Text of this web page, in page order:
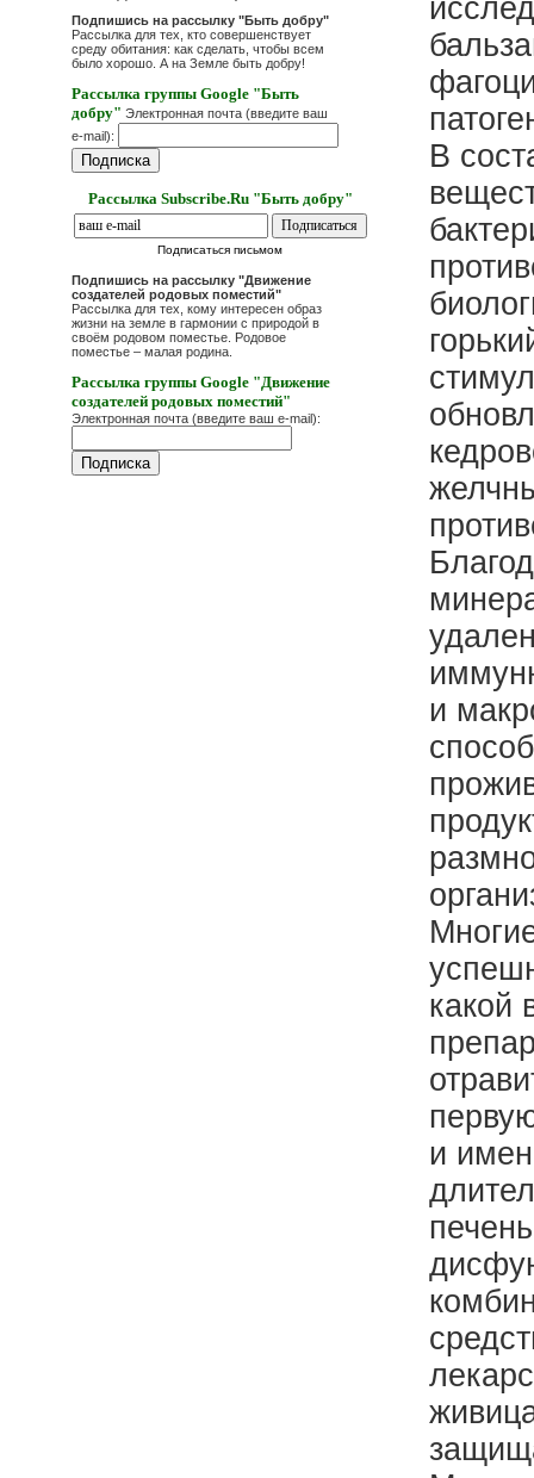
Подпишись на рассылку "Быть добру"
Рассылка для тех, кто совершенствует
среду обитания: как сделать, чтобы всем
было хорошо. А на Земле быть добру!
Рассылка группы Google "Быть
добру" Электронная почта (введите ваш
e-mail):
Рассылка Subscribe.Ru "Быть добру"
Подписаться письмом
Подпишись на рассылку "Движение
создателей родовых поместий"
Рассылка для тех, кому интересен образ
жизни на земле в гармонии с природой в
своём родовом поместье. Родовое
поместье – малая родина.
Рассылка группы Google "Движение
создателей родовых поместий"
Электронная почта (введите ваш e-mail):
В
и
какой
и